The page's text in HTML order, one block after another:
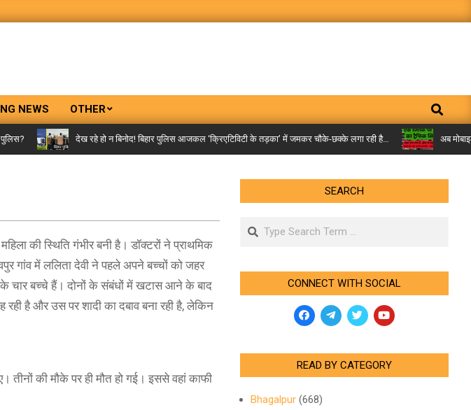
NEWS OTHER Search
देख रहे हो न बिनोद! बिहार पुलिस आजकल ‘क्रिएटिविटी के तड़का’ में जमकर चौके-छक्के लगा रही है… अब मोबाइल
की स्थिति गंभीर बनी है। डॉक्टरों ने प्राथमिक
गांव में ललिता देवी ने पहले अपने बच्चों को जहर
के चार बच्चे हैं। दोनों के संबंधों में खटास आने के बाद
है और उस पर शादी का दबाव बना रही है, लेकिन
की मौके पर ही मौत हो गई। इससे वहां काफी
SEARCH
Search
CONNECT WITH SOCIAL
READ BY CATEGORY
Bhagalpur(668)